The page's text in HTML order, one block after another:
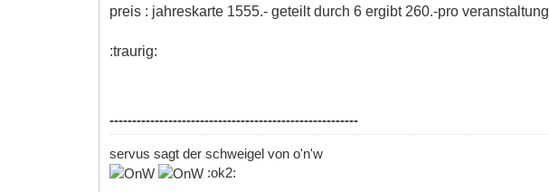
preis : jahreskarte 1555.- geteilt durch 6 ergibt 260.-pro veranstaltung
:traurig:
-------------------------------------------------------
servus sagt der schweigel von o'n'w
:ok2: